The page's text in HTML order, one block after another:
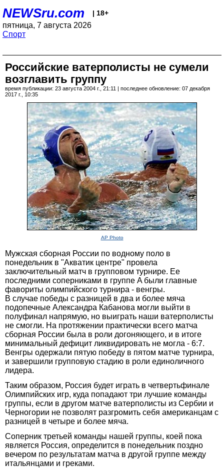
NEWSru.com | 18+
пятница, 7 августа 2026
Спорт
Российские ватерполисты не сумели
возглавить группу
время публикации: 23 августа 2004 г., 21:11 | последнее обновление: 07 декабря
2017 г., 10:35
AP Photo
Мужская сборная России по водному поло в
понедельник в "Акватик центре" провела
заключительный матч в групповом турнире. Ее
последними соперниками в группе A были главные
фавориты олимпийского турнира - венгры.
В случае победы с разницей в два и более мяча
подопечные Александра Кабанова могли выйти в
полуфинал напрямую, но выиграть наши ватерполисты
не смогли. На протяжении практически всего матча
сборная России была в роли догоняющего, и в итоге
минимальный дефицит ликвидировать не могла - 6:7.
Венгры одержали пятую победу в пятом матче турнира,
и завершили групповую стадию в роли единоличного
лидера.
Таким образом, Россия будет играть в четвертьфинале
Олимпийских игр, куда попадают три лучшие команды
группы, если в другом матче ватерполисты из Сербии и
Черногории не позволят разгромить себя американцам с
разницей в четыре и более мяча.
Соперник третьей команды нашей группы, коей пока
является Россия, определится в понедельник поздно
вечером по результатам матча в другой группе между
итальянцами и греками.